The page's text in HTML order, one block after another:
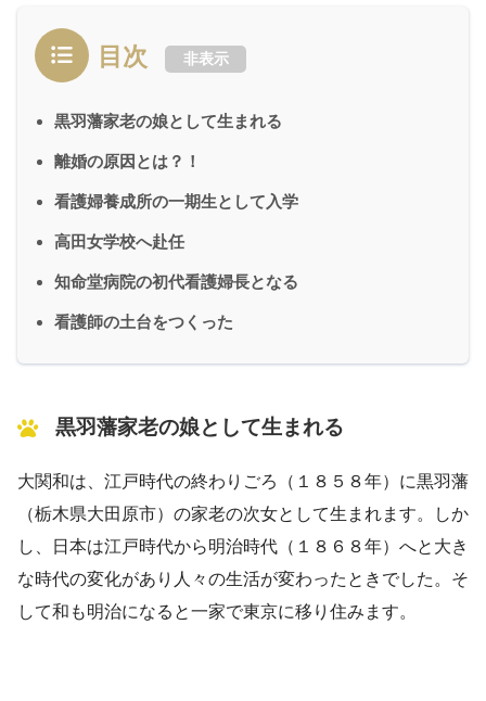
目次 非表示
黒羽藩家老の娘として生まれる
離婚の原因とは？！
看護婦養成所の一期生として入学
高田女学校へ赴任
知命堂病院の初代看護婦長となる
看護師の土台をつくった
黒羽藩家老の娘として生まれる
大関和は、江戸時代の終わりごろ（１８５８年）に黒羽藩
（栃木県大田原市）の家老の次女として生まれます。しか
し、日本は江戸時代から明治時代（１８６８年）へと大き
な時代の変化があり人々の生活が変わったときでした。そ
して和も明治になると一家で東京に移り住みます。